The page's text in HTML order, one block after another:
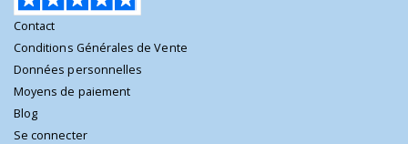
Contact
Conditions Générales de Vente
Données personnelles
Moyens de paiement
Blog
Se connecter